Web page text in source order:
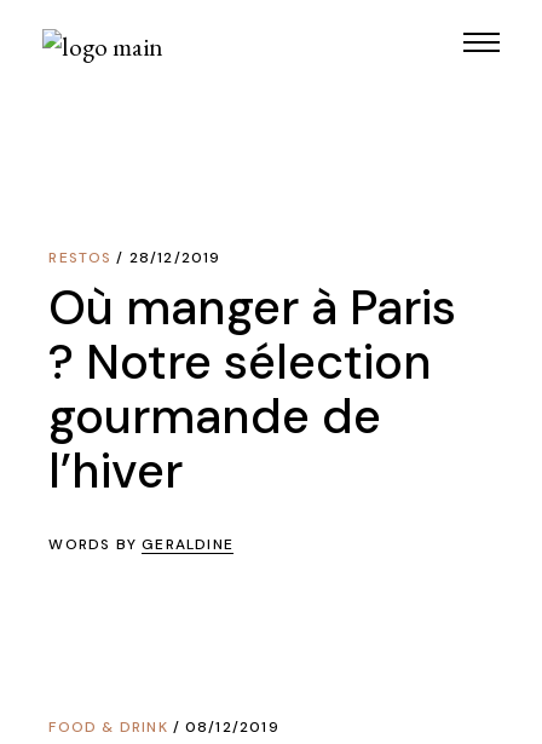
RESTOS 28/12/2019
Où manger à Paris
? Notre sélection
gourmande de
l’hiver
WORDS BYGERALDINE
FOOD & DRINK 08/12/2019